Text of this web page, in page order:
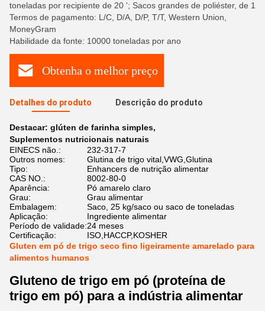
toneladas por recipiente de 20 '; Sacos grandes de poliéster, de 1
Termos de pagamento: L/C, D/A, D/P, T/T, Western Union,
MoneyGram
Habilidade da fonte: 10000 toneladas por ano
Obtenha o melhor preço
Detalhes do produto Descrição do produto
Destacar: glúten de farinha simples,
Suplementos nutricionais naturais
EINECS não.:
232-317-7
Outros nomes:
Glutina de trigo vital,VWG,Glutina
Tipo:
Enhancers de nutrição alimentar
CAS NO.:
8002-80-0
Aparência:
Pó amarelo claro
Grau:
Grau alimentar
Embalagem:
Saco, 25 kg/saco ou saco de toneladas
Aplicação:
Ingrediente alimentar
Período de validade:24 meses
Certificação:
ISO,HACCP,KOSHER
Gluten em pó de trigo seco fino ligeiramente amarelado para
alimentos humanos
Gluteno de trigo em pó (proteína de
trigo em pó) para a indústria alimentar